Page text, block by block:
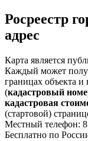
Росреестр
адрес
Карта является
Каждый может
границах объекта и
(кадастровый
кадастровая
(стартовой)
Местный телефон:
Бесплатно по